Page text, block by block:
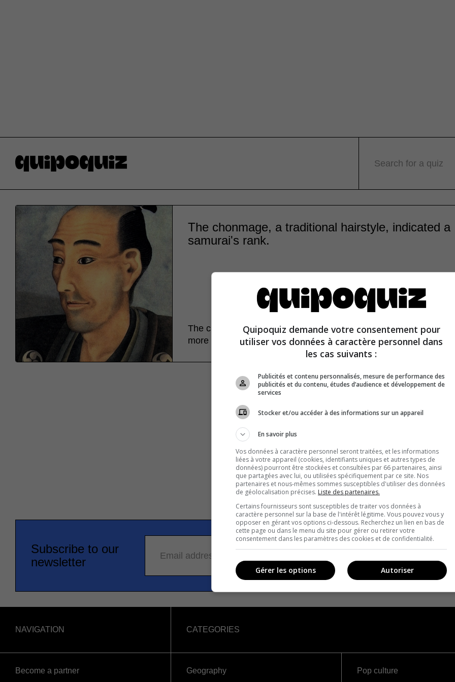
Search for a quiz
The chonmage, a traditional hairstyle, indicated a
samurai's rank.
The chonmage made wearing the kabuto (the traditional samurai
more comfortable and kept it from falling off.
Subscribe to our
newsletter
Email address
NAVIGATION
Become a partner
CATEGORIES
Geography
Pop culture
Quipoquiz demande votre consentement pour
utiliser vos données à caractère personnel dans
les cas suivants :
Publicités et contenu personnalisés, mesure de performance des
publicités et du contenu, études d’audience et développement de
services
Stocker et/ou accéder à des informations sur un appareil
En savoir plus
Vos données à caractère personnel seront traitées, et les informations
liées à votre appareil (cookies, identifiants uniques et autres types de
données) pourront être stockées et consultées par 66 partenaires, ainsi
que partagées avec lui, ou utilisées spécifiquement par ce site. Nos
partenaires et nous-mêmes sommes susceptibles d'utiliser des données
de géolocalisation précises. Liste des partenaires.
Certains fournisseurs sont susceptibles de traiter vos données à
caractère personnel sur la base de l'intérêt légitime. Vous pouvez vous y
opposer en gérant vos options ci-dessous. Recherchez un lien en bas de
cette page ou dans le menu du site pour gérer ou retirer votre
consentement dans les paramètres des cookies et de confidentialité.
Autoriser
Gérer les options